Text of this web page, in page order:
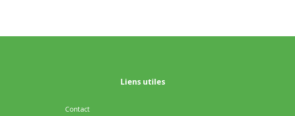
Liens utiles
Contact